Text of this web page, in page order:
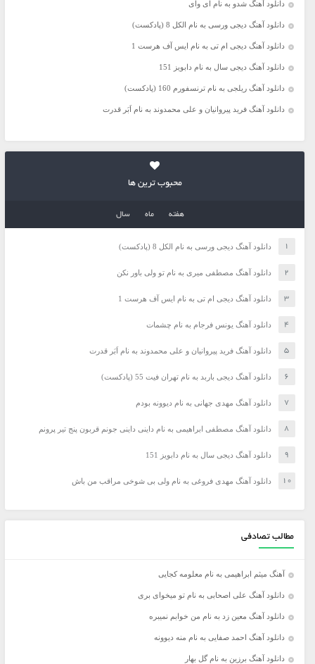
دانلود آهنگ شدو به نام ای وای
دانلود آهنگ دیجی ورسی به نام الکل 8 (پادکست)
دانلود آهنگ دیجی ام تی به نام ایس آف هرست 1
دانلود آهنگ دیجی سال به نام دابویز 151
دانلود آهنگ ریلجی به نام ترنسفورم 160 (پادکست)
دانلود آهنگ فرید پیروانیان و علی محمدوند به نام اَبَر قدرت
محبوب ترین ها
هفته ماه سال
دانلود آهنگ دیجی ورسی به نام الکل 8 (پادکست)
دانلود آهنگ مصطفی میری به نام تو ولی باور نکن
دانلود آهنگ دیجی ام تی به نام ایس آف هرست 1
دانلود آهنگ یونس فرجام به نام چشمات
دانلود آهنگ فرید پیروانیان و علی محمدوند به نام اَبَر قدرت
دانلود آهنگ دیجی باربد به نام تهران فیت 55 (پادکست)
دانلود آهنگ مهدی جهانی به نام دیوونه بودم
دانلود آهنگ مصطفی ابراهیمی به نام داینی داینی جونم قربون پنج تیر پرونم
دانلود آهنگ دیجی سال به نام دابویز 151
دانلود آهنگ مهدی فروغی به نام ولی بی شوخی مراقب من باش
مطالب تصادفی
آهنگ میثم ابراهیمی به نام معلومه کجایی
دانلود آهنگ علی اصحابی به نام تو میخوای بری
دانلود آهنگ معین زد به نام من خوابم نمیبره
دانلود آهنگ احمد صفایی به نام منه دیوونه
دانلود آهنگ برزین به نام گل بهار